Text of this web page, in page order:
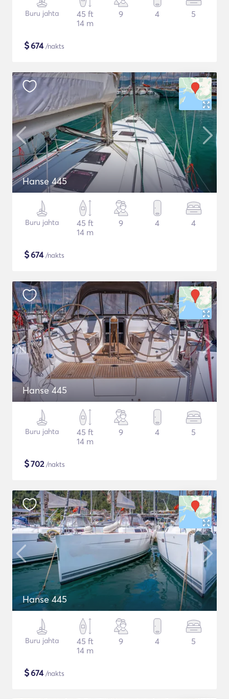
Buru jahta
45 ft
14 m
9 4 5
$674/nakts
Hanse 445
Buru jahta
45 ft
14 m
9 4 4
$674/nakts
Hanse 445
Buru jahta
45 ft
14 m
9 4 5
$702/nakts
Hanse 445
Buru jahta
45 ft
14 m
9 4 5
$674/nakts